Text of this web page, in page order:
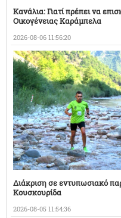
Κανάλια: Γιατί πρέπει να
Οικογένειας Καράμπελα
2026-08-06 11:56:20
Διάκριση σε εντυπωσιακό
Κουσκουρίδα
2026-08-05 11:54:36